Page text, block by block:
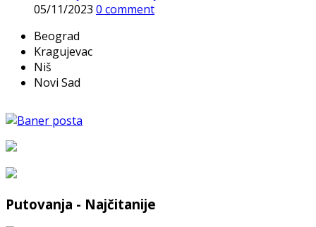
05/11/2023 0 comment
Beograd
Kragujevac
Niš
Novi Sad
Putovanja - Najčitanije